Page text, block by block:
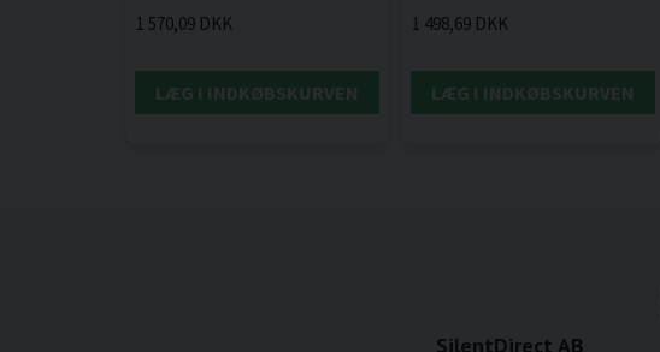
1 570,09 DKK
LÆG I INDKØBSKURVEN
1 498,69 DKK
LÆG I INDKØBSKURVEN
SilentDirect AB